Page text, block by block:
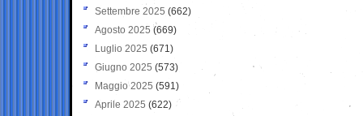
Settembre 2025 (662)
Agosto 2025 (669)
Luglio 2025 (671)
Giugno 2025 (573)
Maggio 2025 (591)
Aprile 2025 (622)